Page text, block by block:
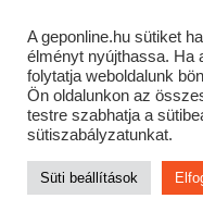
Cofidis expressz
Most minden akciós HQ
KERTÉSZETI –
A geponline.hu sütiket
élményt nyújthassa. Ha
folytatja weboldalunk
Ön oldalunkon az
testre szabhatja a
sütiszabályzatunkat.
Süti beállítások